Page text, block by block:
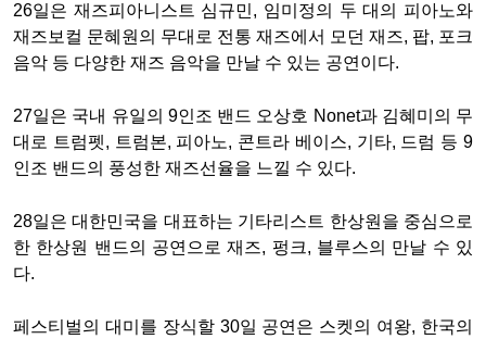
26일은 재즈피아니스트 심규민, 임미정의 두 대의 피아노와
재즈보컬 문혜원의 무대로 전통 재즈에서 모던 재즈, 팝, 포크
음악 등 다양한 재즈 음악을 만날 수 있는 공연이다.
27일은 국내 유일의 9인조 밴드 오상호 Nonet과 김혜미의 무
대로 트럼펫, 트럼본, 피아노, 콘트라 베이스, 기타, 드럼 등 9
인조 밴드의 풍성한 재즈선율을 느낄 수 있다.
28일은 대한민국을 대표하는 기타리스트 한상원을 중심으로
한 한상원 밴드의 공연으로 재즈, 펑크, 블루스의 만날 수 있
다.
페스티벌의 대미를 장식할 30일 공연은 스켓의 여왕, 한국의